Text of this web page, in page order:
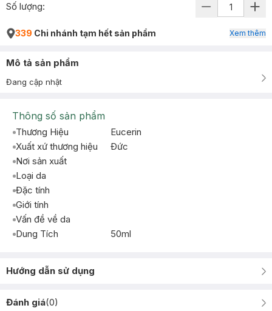
Số lượng:
339 Chi nhánh tạm hết sản phẩm Xem thêm
Mô tả sản phẩm
Đang cập nhật
Thông số sản phẩm
Thương Hiệu
Eucerin
Xuất xứ thương hiệu
Ðức
Nơi sản xuất
Loại da
Đặc tính
Giới tính
Vấn đề về da
Dung Tích
50ml
Hướng dẫn sử dụng
Đánh giá(0)